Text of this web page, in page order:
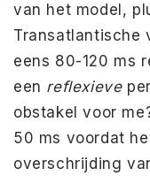
van het model,
Transatlantische
eens 80-120 ms
een reflexieve
obstakel voor
50 ms voordat
overschrijding